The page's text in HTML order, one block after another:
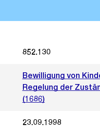
852.130
Bewilligung von
Regelung der
(1686)
23.09.1998